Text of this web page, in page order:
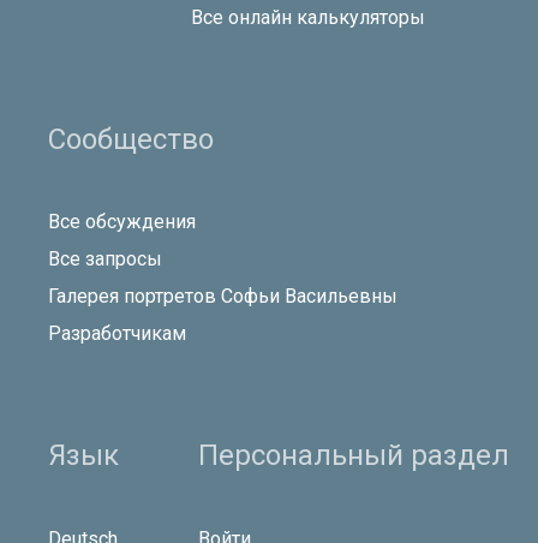
Все онлайн калькуляторы
Сообщество
Все обсуждения
Все запросы
Галерея портретов Софьи Васильевны
Разработчикам
Язык Персональный раздел